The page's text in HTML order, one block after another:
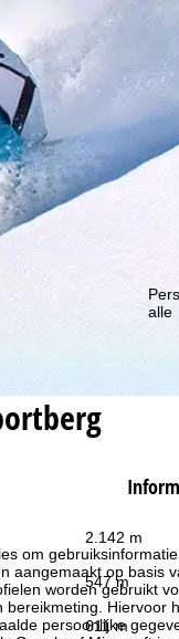
om
aangemaakt op basis
worden gebruikt
Hiervoor
persoonlijke
alle
2.142 m
547 m
611 m